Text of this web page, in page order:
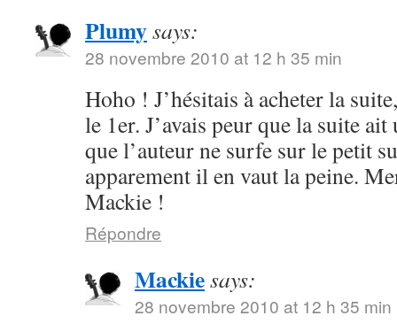
Plumysays:
28 novembre 2010 at 12 h 35 min
Hoho ! J’hésitais à acheter la
le 1er. J’avais peur que la suite
que l’auteur ne surfe sur le petit
apparement il en vaut la peine.
Mackie !
Répondre
Mackiesays:
28 novembre 2010 at 12 h 35 min